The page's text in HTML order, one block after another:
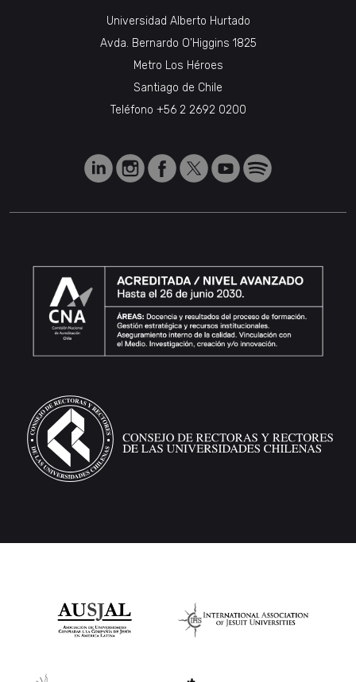
Universidad Alberto Hurtado
Avda. Bernardo O’Higgins 1825
Metro Los Héroes
Santiago de Chile
Teléfono +56 2 2692 0200